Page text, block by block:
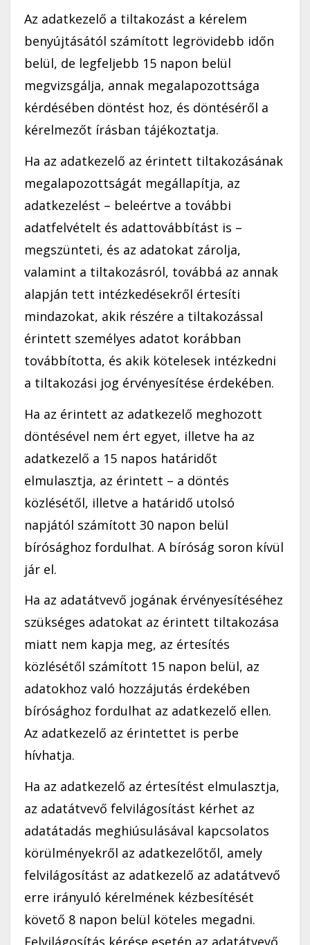
Az adatkezelő a tiltakozást a kérelem
benyújtásától számított legrövidebb időn
belül, de legfeljebb 15 napon belül
megvizsgálja, annak megalapozottsága
kérdésében döntést hoz, és döntéséről a
kérelmezőt írásban tájékoztatja.
Ha az adatkezelő az érintett tiltakozásának
megalapozottságát megállapítja, az
adatkezelést – beleértve a további
adatfelvételt és adattovábbítást is –
megszünteti, és az adatokat zárolja,
valamint a tiltakozásról, továbbá az annak
alapján tett intézkedésekről értesíti
mindazokat, akik részére a tiltakozással
érintett személyes adatot korábban
továbbította, és akik kötelesek intézkedni
a tiltakozási jog érvényesítése érdekében.
Ha az érintett az adatkezelő meghozott
döntésével nem ért egyet, illetve ha az
adatkezelő a 15 napos határidőt
elmulasztja, az érintett – a döntés
közlésétől, illetve a határidő utolsó
napjától számított 30 napon belül
bírósághoz fordulhat. A bíróság soron kívül
jár el.
Ha az adatátvevő jogának érvényesítéséhez
szükséges adatokat az érintett tiltakozása
miatt nem kapja meg, az értesítés
közlésétől számított 15 napon belül, az
adatokhoz való hozzájutás érdekében
bírósághoz fordulhat az adatkezelő ellen.
Az adatkezelő az érintettet is perbe
hívhatja.
Ha az adatkezelő az értesítést elmulasztja,
az adatátvevő felvilágosítást kérhet az
adatátadás meghiúsulásával kapcsolatos
körülményekről az adatkezelőtől, amely
felvilágosítást az adatkezelő az adatátvevő
erre irányuló kérelmének kézbesítését
követő 8 napon belül köteles megadni.
Felvilágosítás kérése esetén az adatátvevő